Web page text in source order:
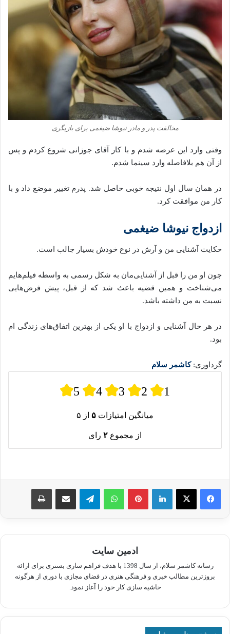
مخالفت پدر و مادر نیوشا ضیغمی برای بازیگری
وقتی وارد این عرصه شدم و با کار آقای جوزانی شروع کردم و پس
از آن هم بلافاصله وارد سینما شدم.
در همان سال اول نتیجه خوبی حاصل شد. پدرم تغییر موضع داد و با
کار من موافقت کرد.
ازدواج نیوشا ضیغمی
حکایت آشنایی من و آرش در نوع خودش بسیار جالب است.
چون او من را قبل از آشنایی‌مان به شکل رسمی به واسطه فیلم‌هایم
می‌شناخت و همین قضیه باعث شد که از قبل، پیش فرض‌هایی
نسبت به من داشته باشد.
در هر حال آشنایی و ازدواج با او یکی از بهترین اتفاق‌های زندگی‌ ام
بود.
گرداوری:کاشمر سلام
5 4 3 2 1
میانگین امتیازات ۵ از ۵
از مجموع ۲ رای
لینکدین پینترستواتس آپ تلگرام اشتراک گذاری از طریق ایمیل چاپ
ادمین سایت
رسانه کاشمر سلام، از سال 1398 با هدف فراهم سازی بستری برای ارائه
بروزترین مطالب خبری و فرهنگی هنری در فضای مجازی با دوری از هرگونه
حاشیه سازی کار خود را آغاز نمود.